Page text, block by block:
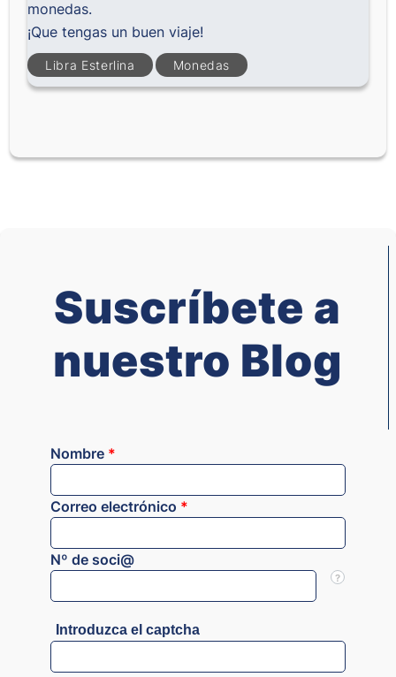
monedas.
¡Que tengas un buen viaje!
Libra Esterlina Monedas
Suscríbete a
nuestro Blog
Nombre *
Correo electrónico *
Nº de soci@
?
Introduzca el captcha